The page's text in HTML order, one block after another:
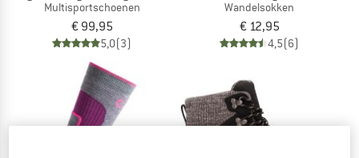
Multisportschoenen
€ 99,95
5,0(3)
Wandelsokken
€ 12,95
4,5(6)